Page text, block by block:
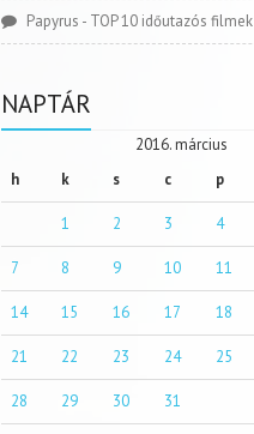
Papyrus - TOP 10 időutazós filmek
NAPTÁR
2016. március
h
k s c p
1 2 3 4
7 8 9 10 11
14 15 16 17 18
21 22 23 24 25
28 29 30 31